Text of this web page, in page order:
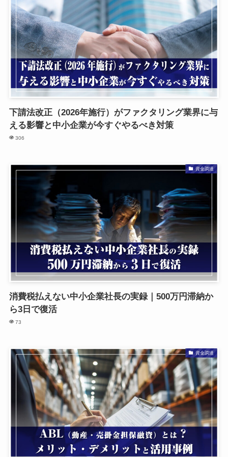
下請法改正（2026年施行）がファクタリング業界に与
える影響と中小企業が今すぐやるべき対策
306
資金調達
消費税払えない中小企業社長の実録｜500万円滞納か
ら3日で復活
73
資金調達